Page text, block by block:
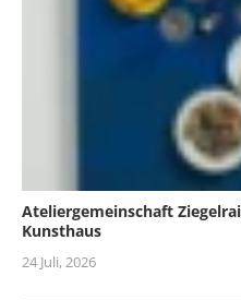
Ateliergemeinschaft
Kunsthaus
24 Juli, 2026